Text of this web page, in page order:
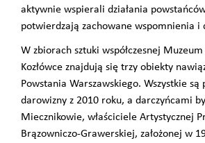
aktywnie wspierali działania
potwierdzają zachowane wspomnienia i
W zbiorach sztuki współczesnej
Kozłówce znajdują się trzy obiekty
Powstania Warszawskiego. Wszystkie
darowizny z 2010 roku, a darczyńcami
Miecznikowie, właściciele Artystycznej
Brązowniczo-Grawerskiej, założonej w